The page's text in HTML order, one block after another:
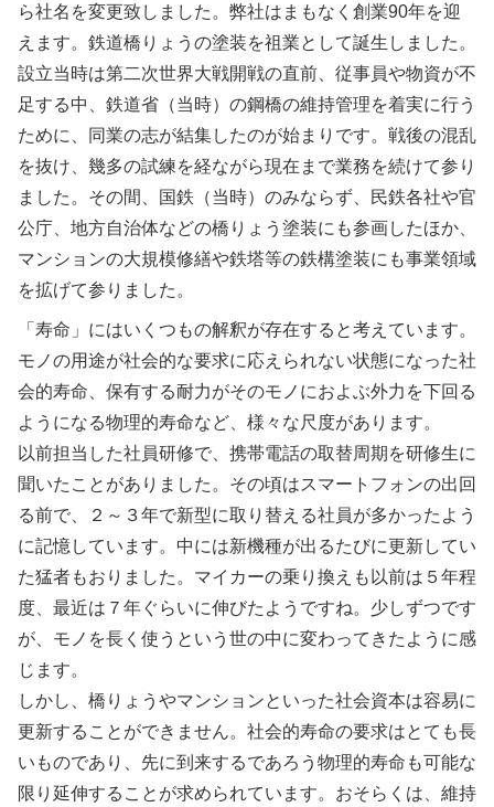
ら社名を変更致しました。弊社はまもなく創業90年を迎
えます。鉄道橋りょうの塗装を祖業として誕生しました。
設立当時は第二次世界大戦開戦の直前、従事員や物資が不
足する中、鉄道省（当時）の鋼橋の維持管理を着実に行う
ために、同業の志が結集したのが始まりです。戦後の混乱
を抜け、幾多の試練を経ながら現在まで業務を続けて参り
ました。その間、国鉄（当時）のみならず、民鉄各社や官
公庁、地方自治体などの橋りょう塗装にも参画したほか、
マンションの大規模修繕や鉄塔等の鉄構塗装にも事業領域
を拡げて参りました。
「寿命」にはいくつもの解釈が存在すると考えています。
モノの用途が社会的な要求に応えられない状態になった社
会的寿命、保有する耐力がそのモノにおよぶ外力を下回る
ようになる物理的寿命など、様々な尺度があります。
以前担当した社員研修で、携帯電話の取替周期を研修生に
聞いたことがありました。その頃はスマートフォンの出回
る前で、２～３年で新型に取り替える社員が多かったよう
に記憶しています。中には新機種が出るたびに更新してい
た猛者もおりました。マイカーの乗り換えも以前は５年程
度、最近は７年ぐらいに伸びたようですね。少しずつです
が、モノを長く使うという世の中に変わってきたように感
じます。
しかし、橋りょうやマンションといった社会資本は容易に
更新することができません。社会的寿命の要求はとても長
いものであり、先に到来するであろう物理的寿命も可能な
限り延伸することが求められています。おそらくは、維持